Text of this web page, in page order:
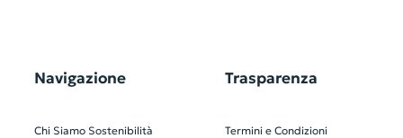
Navigazione
Chi Siamo Sostenibilità
Trasparenza
Termini e Condizioni